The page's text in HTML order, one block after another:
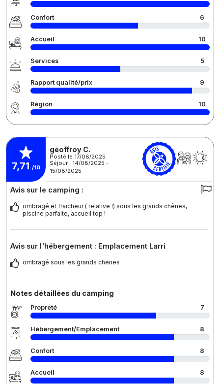
Confort 6
Accueil 10
Services 5
Rapport qualité/prix 9
Région 10
7,71 /10
geoffroy C.
Posté le 17/08/2025
Séjour : 14/08/2025 -
15/08/2025
Avis sur le camping :
ombragé et fraicheur ( relative !) sous les grands chênes,
piscine parfaite, accueil top !
Avis sur l'hébergement : Emplacement Larri
ombragé sous les grands chenes
Notes détaillées du camping
Propreté 7
Hébergement/Emplacement 8
Confort 8
Accueil 8